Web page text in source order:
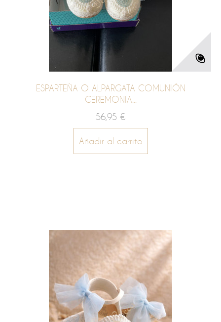
ESPARTEÑA O ALPARGATA COMUNIÓN
CEREMONIA...
56,95 €
Añadir al carrito